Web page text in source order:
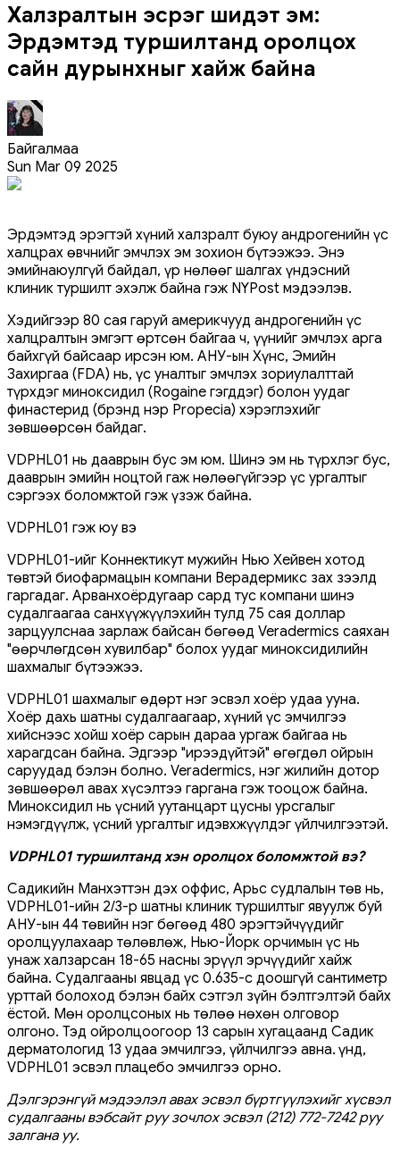
Халзралтын эсрэг шидэт эм:
Эрдэмтэд туршилтанд оролцох
сайн дурынхныг хайж байна
Байгалмаа
Sun Mar 09 2025
Эрдэмтэд эрэгтэй хүний ​​халзралт буюу андрогенийн үс
халцрах өвчнийг эмчлэх эм зохион бүтээжээ. Энэ
эмийнаюулгүй байдал, үр нөлөөг шалгах үндэсний
клиник туршилт эхэлж байна гэж NYPost мэдээлэв.
Хэдийгээр 80 сая гаруй америкчууд андрогенийн үс
халцралтын эмгэгт өртсөн байгаа ч, үүнийг эмчлэх арга
байхгүй байсаар ирсэн юм. АНУ-ын Хүнс, Эмийн
Захиргаа (FDA) нь, үс уналтыг эмчлэх зориулалттай
түрхдэг миноксидил (Rogaine гэгддэг) болон уудаг
финастерид (брэнд нэр Propecia) хэрэглэхийг
зөвшөөрсөн байдаг.
VDPHL01 нь дааврын бус эм юм. Шинэ эм нь түрхлэг бус,
дааврын эмийн ноцтой гаж нөлөөгүйгээр үс ургалтыг
сэргээх боломжтой гэж үзэж байна.
VDPHL01 гэж юу вэ
VDPHL01-ийг Коннектикут мужийн Нью Хейвен хотод
төвтэй биофармацын компани Верадермикс зах зээлд
гаргадаг. Арванхоёрдугаар сард тус компани шинэ
судалгаагаа санхүүжүүлэхийн тулд 75 сая доллар
зарцуулснаа зарлаж байсан бөгөөд Veradermics саяхан
"өөрчлөгдсөн хувилбар" болох уудаг миноксидилийн
шахмалыг бүтээжээ.
VDPHL01 шахмалыг өдөрт нэг эсвэл хоёр удаа ууна.
Хоёр дахь шатны судалгаагаар, хүний үс эмчилгээ
хийснээс хойш хоёр сарын дараа ургаж байгаа нь
харагдсан байна. Эдгээр "ирээдүйтэй" өгөгдөл ойрын
саруудад бэлэн болно. Veradermics, нэг жилийн дотор
зөвшөөрөл авах хүсэлтээ гаргана гэж тооцож байна.
Миноксидил нь үсний уутанцарт цусны урсгалыг
нэмэгдүүлж, үсний ургалтыг идэвхжүүлдэг үйлчилгээтэй.
VDPHL01 туршилтанд хэн оролцох боломжтой вэ?
Садикийн Манхэттэн дэх оффис, Арьс судлалын төв нь,
VDPHL01-ийн 2/3-р шатны клиник туршилтыг явуулж буй
АНУ-ын 44 төвийн нэг бөгөөд 480 эрэгтэйчүүдийг
оролцуулахаар төлөвлөж, Нью-Йорк орчимын үс нь
унаж халзарсан 18-65 насны эрүүл эрчүүдийг хайж
байна. Судалгааны явцад үс 0.635-с доошгүй сантиметр
урттай болоход бэлэн байх сэтгэл зүйн бэлтгэлтэй байх
ёстой. Мөн оролцсоных нь төлөө нөхөн олговор
олгоно. Тэд ойролцоогоор 13 сарын хугацаанд Садик
дерматологид 13 удаа эмчилгээ, үйлчилгээ авна. Үүнд,
VDPHL01 эсвэл плацебо эмчилгээ орно.
Дэлгэрэнгүй мэдээлэл авах эсвэл бүртгүүлэхийг хүсвэл
судалгааны вэбсайт руу зочлох эсвэл (212) 772-7242 руу
залгана уу.